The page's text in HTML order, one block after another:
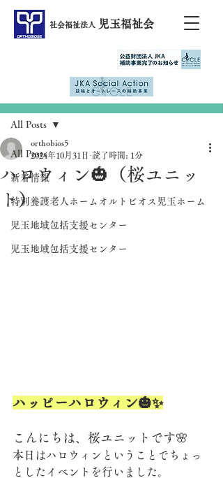
社会福祉法人 児玉福祉会
All Posts
新着情報
特別養護老人ホームオルトビオス児玉ホーム
児玉地域包括支援センター
児玉地域包括支援センター
All Posts
ハロウィン🎃（桜ユニッ
ト）
orthobios5
2024年10月31日 読了時間: 1分
ハッピーハロウィン🎃✨
こんにちは、桜ユニットです🌸
本日はハロウィンということでちょっ
としたイベントを行いました。